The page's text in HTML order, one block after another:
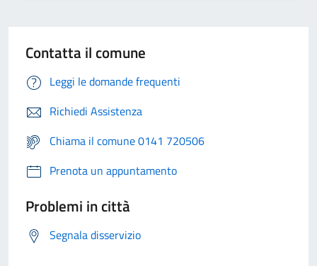
Contatta il comune
Leggi le domande frequenti
Richiedi Assistenza
Chiama il comune 0141 720506
Prenota un appuntamento
Problemi in città
Segnala disservizio